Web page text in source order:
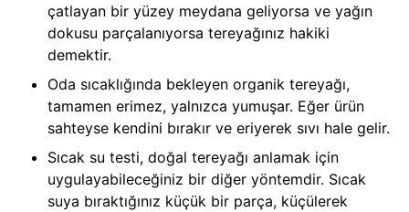
çatlayan bir yüzey meydana geliyorsa ve yağın
dokusu parçalanıyorsa tereyağınız hakiki
demektir.
Oda sıcaklığında bekleyen organik tereyağı,
tamamen erimez, yalnızca yumuşar. Eğer ürün
sahteyse kendini bırakır ve eriyerek sıvı hale gelir.
Sıcak su testi, doğal tereyağı anlamak için
uygulayabileceğiniz bir diğer yöntemdir. Sıcak
suya bıraktığınız küçük bir parça, küçülerek